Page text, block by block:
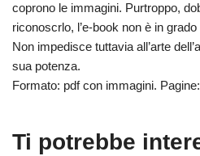
coprono le immagini. Purtroppo,
riconoscrlo, l’e-book non è in
Non impedisce tuttavia all’arte
sua potenza.
Formato: pdf con immagini.
Ti potrebbe